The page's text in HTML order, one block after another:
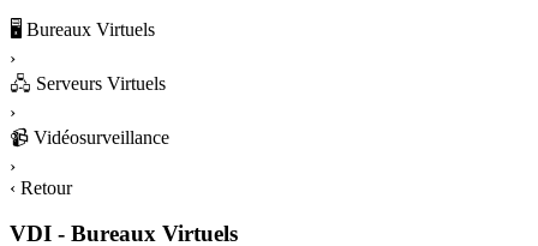
🖥️ Bureaux Virtuels
›
🖧 Serveurs Virtuels
›
📹 Vidéosurveillance
›
‹ Retour
VDI - Bureaux Virtuels